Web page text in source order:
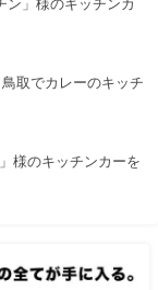
ン」様のキッチンカ
取でカレーのキッチ
様のキッチンカーを